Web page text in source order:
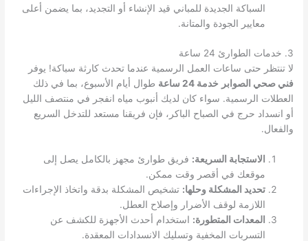
السباكة الجديدة للمباني قيد الإنشاء أو التجديد، بما يضمن أعلى
معايير الجودة والمتانة.
3. خدمات الطوارئ 24 ساعة
لا تنتظر حتى ساعات العمل الرسمية عندما تحدث كارثة سباكة! يوفر
فني صحي الصوابر خدمة 24 ساعة
طوال أيام الأسبوع، بما في ذلك
العطلات الرسمية. سواء كان لديك أنبوب مياه انفجر في منتصف الليل
أو انسداد حرج في الصباح الباكر، فإن فريقنا مستعد للتدخل السريع
والفعال.
الاستجابة السريعة: فريق طوارئ مجهز بالكامل يصل إلى
موقعك في أقصر وقت ممكن.
تحديد المشكلة وحلها: تشخيص المشكلة بدقة واتخاذ الإجراءات
اللازمة لوقف الأضرار وإصلاح العطل.
المعدات المتطورة: استخدام أحدث الأجهزة للكشف عن
التسربات المخفية وتسليك الانسدادات المعقدة.